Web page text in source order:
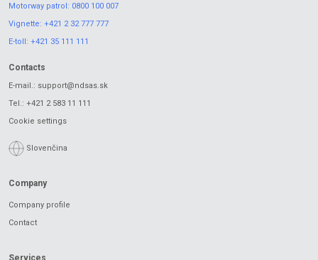
Motorway patrol: 0800 100 007
Vignette: +421 2 32 777 777
E-toll: +421 35 111 111
Contacts
E-mail.: support@ndsas.sk
Tel.: +421 2 583 11 111
Cookie settings
Slovenčina
Company
Company profile
Contact
Services